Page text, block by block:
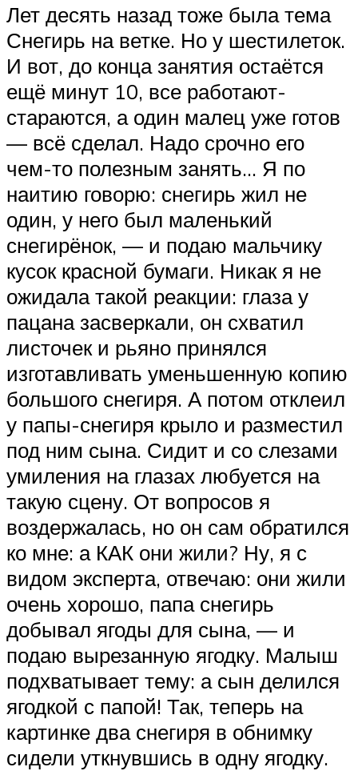
Лет десять назад тоже была тема
Снегирь на ветке. Но у шестилеток.
И вот, до конца занятия остаётся
ещё минут 10, все работают-
стараются, а один малец уже готов
— всё сделал. Надо срочно его
чем-то полезным занять… Я по
наитию говорю: снегирь жил не
один, у него был маленький
снегирёнок, — и подаю мальчику
кусок красной бумаги. Никак я не
ожидала такой реакции: глаза у
пацана засверкали, он схватил
листочек и рьяно принялся
изготавливать уменьшенную копию
большого снегиря. А потом отклеил
у папы-снегиря крыло и разместил
под ним сына. Сидит и со слезами
умиления на глазах любуется на
такую сцену. От вопросов я
воздержалась, но он сам обратился
ко мне: а КАК они жили? Ну, я с
видом эксперта, отвечаю: они жили
очень хорошо, папа снегирь
добывал ягоды для сына, — и
подаю вырезанную ягодку. Малыш
подхватывает тему: а сын делился
ягодкой с папой! Так, теперь на
картинке два снегиря в обнимку
сидели уткнувшись в одну ягодку.